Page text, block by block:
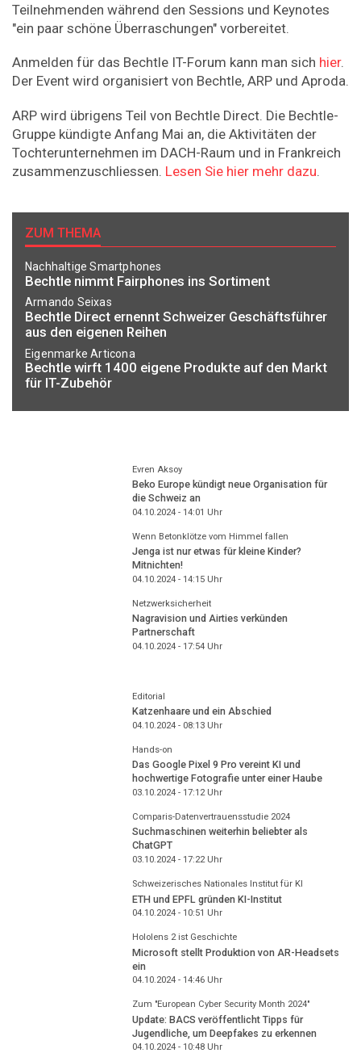
Teilnehmenden während den Sessions und Keynotes
"ein paar schöne Überraschungen" vorbereitet.
Anmelden für das Bechtle IT-Forum kann man sich hier.
Der Event wird organisiert von Bechtle, ARP und Aproda.
ARP wird übrigens Teil von Bechtle Direct. Die Bechtle-
Gruppe kündigte Anfang Mai an, die Aktivitäten der
Tochterunternehmen im DACH-Raum und in Frankreich
zusammenzuschliessen. Lesen Sie hier mehr dazu.
ZUM THEMA
Nachhaltige Smartphones
Bechtle nimmt Fairphones ins Sortiment
Armando Seixas
Bechtle Direct ernennt Schweizer Geschäftsführer
aus den eigenen Reihen
Eigenmarke Articona
Bechtle wirft 1400 eigene Produkte auf den Markt
für IT-Zubehör
Evren Aksoy
Beko Europe kündigt neue Organisation für
die Schweiz an
04.10.2024 - 14:01 Uhr
Wenn Betonklötze vom Himmel fallen
Jenga ist nur etwas für kleine Kinder?
Mitnichten!
04.10.2024 - 14:15Uhr
Netzwerksicherheit
Nagravision und Airties verkünden
Partnerschaft
04.10.2024 - 17:54Uhr
Editorial
Katzenhaare und ein Abschied
04.10.2024 - 08:13Uhr
Hands-on
Das Google Pixel 9 Pro vereint KI und
hochwertige Fotografie unter einer Haube
03.10.2024 - 17:12Uhr
Comparis-Datenvertrauensstudie 2024
Suchmaschinen weiterhin beliebter als
ChatGPT
03.10.2024 - 17:22Uhr
Schweizerisches Nationales Institut für KI
ETH und EPFL gründen KI-Institut
04.10.2024 - 10:51 Uhr
Hololens 2 ist Geschichte
Microsoft stellt Produktion von AR-Headsets
ein
04.10.2024 - 14:46Uhr
Zum "European Cyber Security Month 2024"
Update: BACS veröffentlicht Tipps für
Jugendliche, um Deepfakes zu erkennen
04.10.2024 - 10:48Uhr